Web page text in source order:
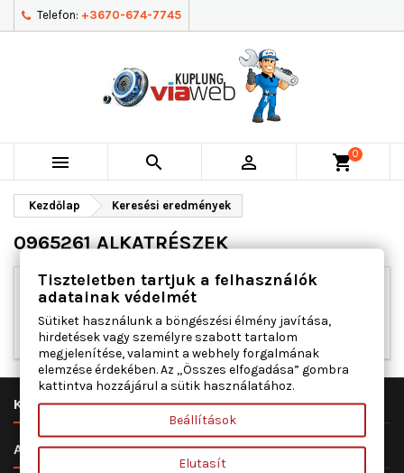
Telefon: +3670-674-7745
   shopping_cart0
Kezdőlap Keresési eredmények
0965261 ALKATRÉSZEK
Elnézést kérünk a kellemetlenségért!
Végezd el újra a keresést
KUPLUNG VIAWEB KFT. 
ALKATRÉSZ ÉS SZERVIZ 
Tiszteletben tartjuk a felhasználók
adatainak védelmét
Sütiket használunk a böngészési élmény javítása,
hirdetések vagy személyre szabott tartalom
megjelenítése, valamint a webhely forgalmának
elemzése érdekében. Az „Összes elfogadása” gombra
kattintva hozzájárul a sütik használatához.
Beállítások
Elutasít